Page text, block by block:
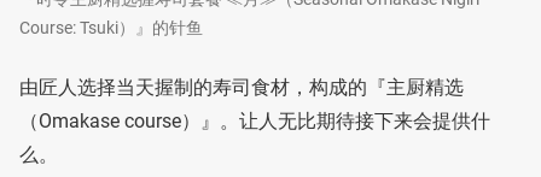
Course: Tsuki）』的针鱼
由匠人选择当天握制的寿司食材，构成的『主厨精选
（Omakase course）』。让人无比期待接下来会提供什
么。